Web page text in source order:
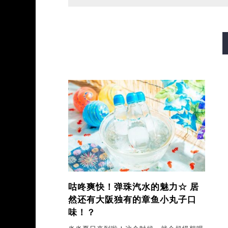
咕咚爽快！弹珠汽水的魅力☆ 居
然还有大阪独有的章鱼小丸子口
味！？